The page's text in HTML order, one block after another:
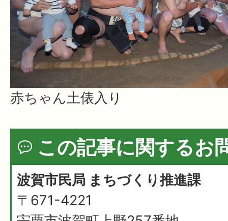
赤ちゃん土俵入り
この記事に関するお
波賀市民局 まちづくり推進課
〒671-4221